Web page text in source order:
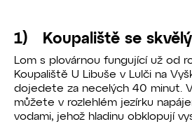
1) Koupaliště se
Lom s plovárnou fungující už od
Koupaliště U Libuše v Lulči na
dojedete za necelých 40 minut.
můžete v rozlehlém jezírku
vodami, jehož hladinu obklopují